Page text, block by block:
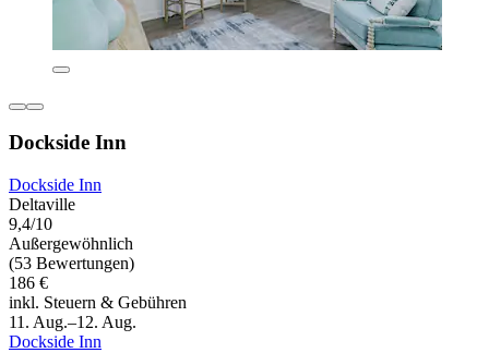
Dockside Inn
Dockside Inn
Deltaville
9,4/10
Außergewöhnlich
(53 Bewertungen)
186 €
inkl. Steuern & Gebühren
11. Aug.–12. Aug.
Dockside Inn